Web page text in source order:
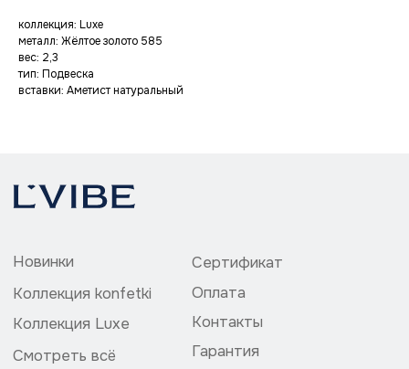
коллекция: Luxe
металл: Жёлтое золото 585
вес: 2,3
тип: Подвеска
вставки: Аметист натуральный
Уход за украшениями
Lookbook
ИНН 504200073857
Политика конфедециальности